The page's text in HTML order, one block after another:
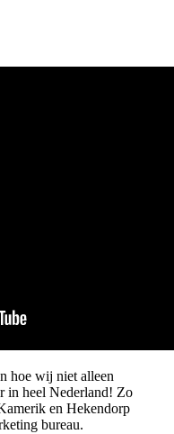
hoe wij niet alleen
in heel Nederland! Zo
en Hekendorp
bureau.